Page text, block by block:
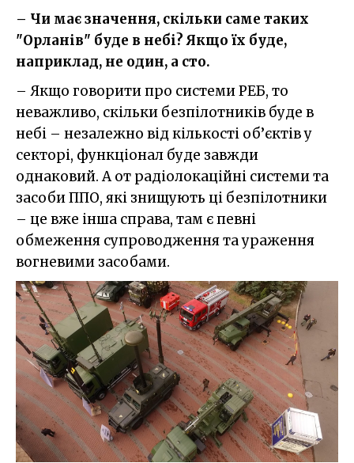
– Чи має значення, скільки саме таких
"Орланів" буде в небі? Якщо їх буде,
наприклад, не один, а сто.
– Якщо говорити про системи РЕБ, то
неважливо, скільки безпілотників буде в
небі – незалежно від кількості об’єктів у
секторі, функціонал буде завжди
однаковий. А от радіолокаційні системи та
засоби ППО, які знищують ці безпілотники
– це вже інша справа, там є певні
обмеження супроводження та ураження
вогневими засобами.